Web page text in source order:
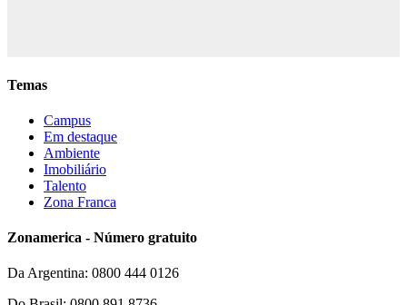
Temas
Campus
Em destaque
Ambiente
Imobiliário
Talento
Zona Franca
Zonamerica - Número gratuito
Da Argentina: 0800 444 0126